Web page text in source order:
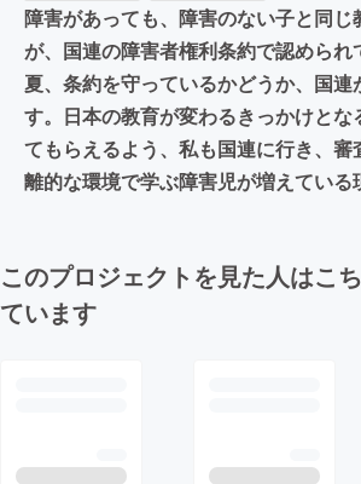
障害があっても、障害のない子と同じ
が、国連の障害者権利条約で認められ
夏、条約を守っているかどうか、国連
す。日本の教育が変わるきっかけとな
てもらえるよう、私も国連に行き、審
離的な環境で学ぶ障害児が増えている
このプロジェクトを見た人はこ
ています